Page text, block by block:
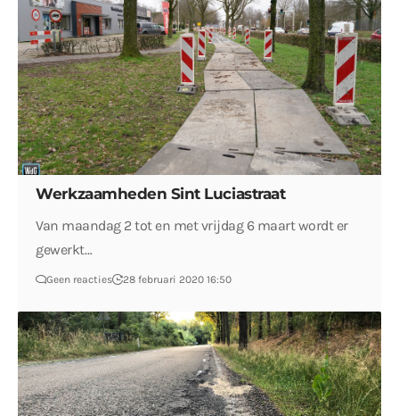
Werkzaamheden Sint Luciastraat
Van maandag 2 tot en met vrijdag 6 maart wordt er
gewerkt…
Geen reacties 28 februari 2020 16:50